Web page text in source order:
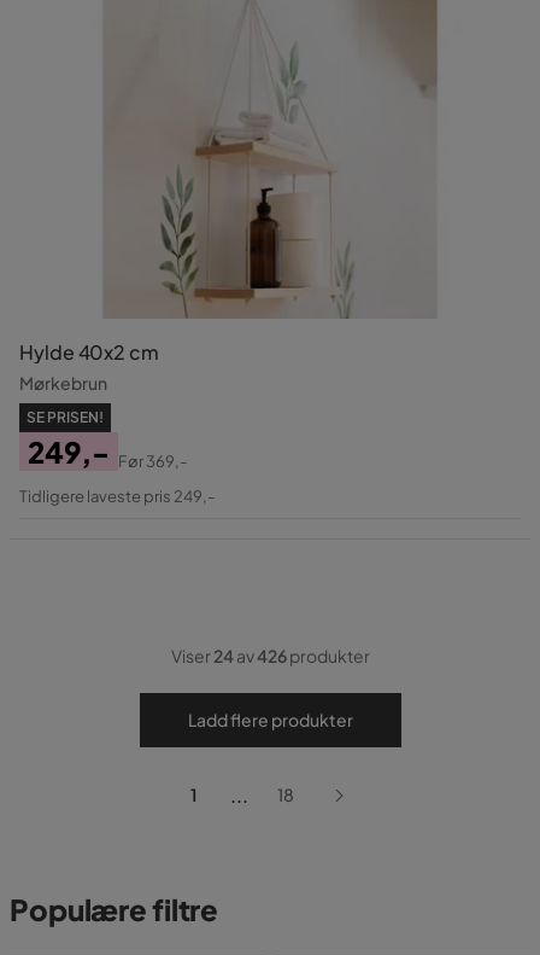
Hylde 40x2 cm
Mørkebrun
SE PRISEN!
Pris
249,-
Original
Før369,-
Tidligere laveste pris 249,-
Viser24av426produkter
Ladd flere produkter
1 ... 18
Populære filtre